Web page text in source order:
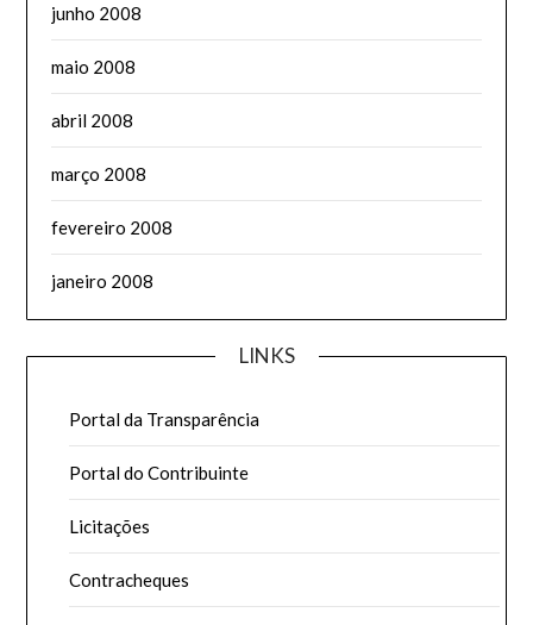
junho 2008
maio 2008
abril 2008
março 2008
fevereiro 2008
janeiro 2008
LINKS
Portal da Transparência
Portal do Contribuinte
Licitações
Contracheques